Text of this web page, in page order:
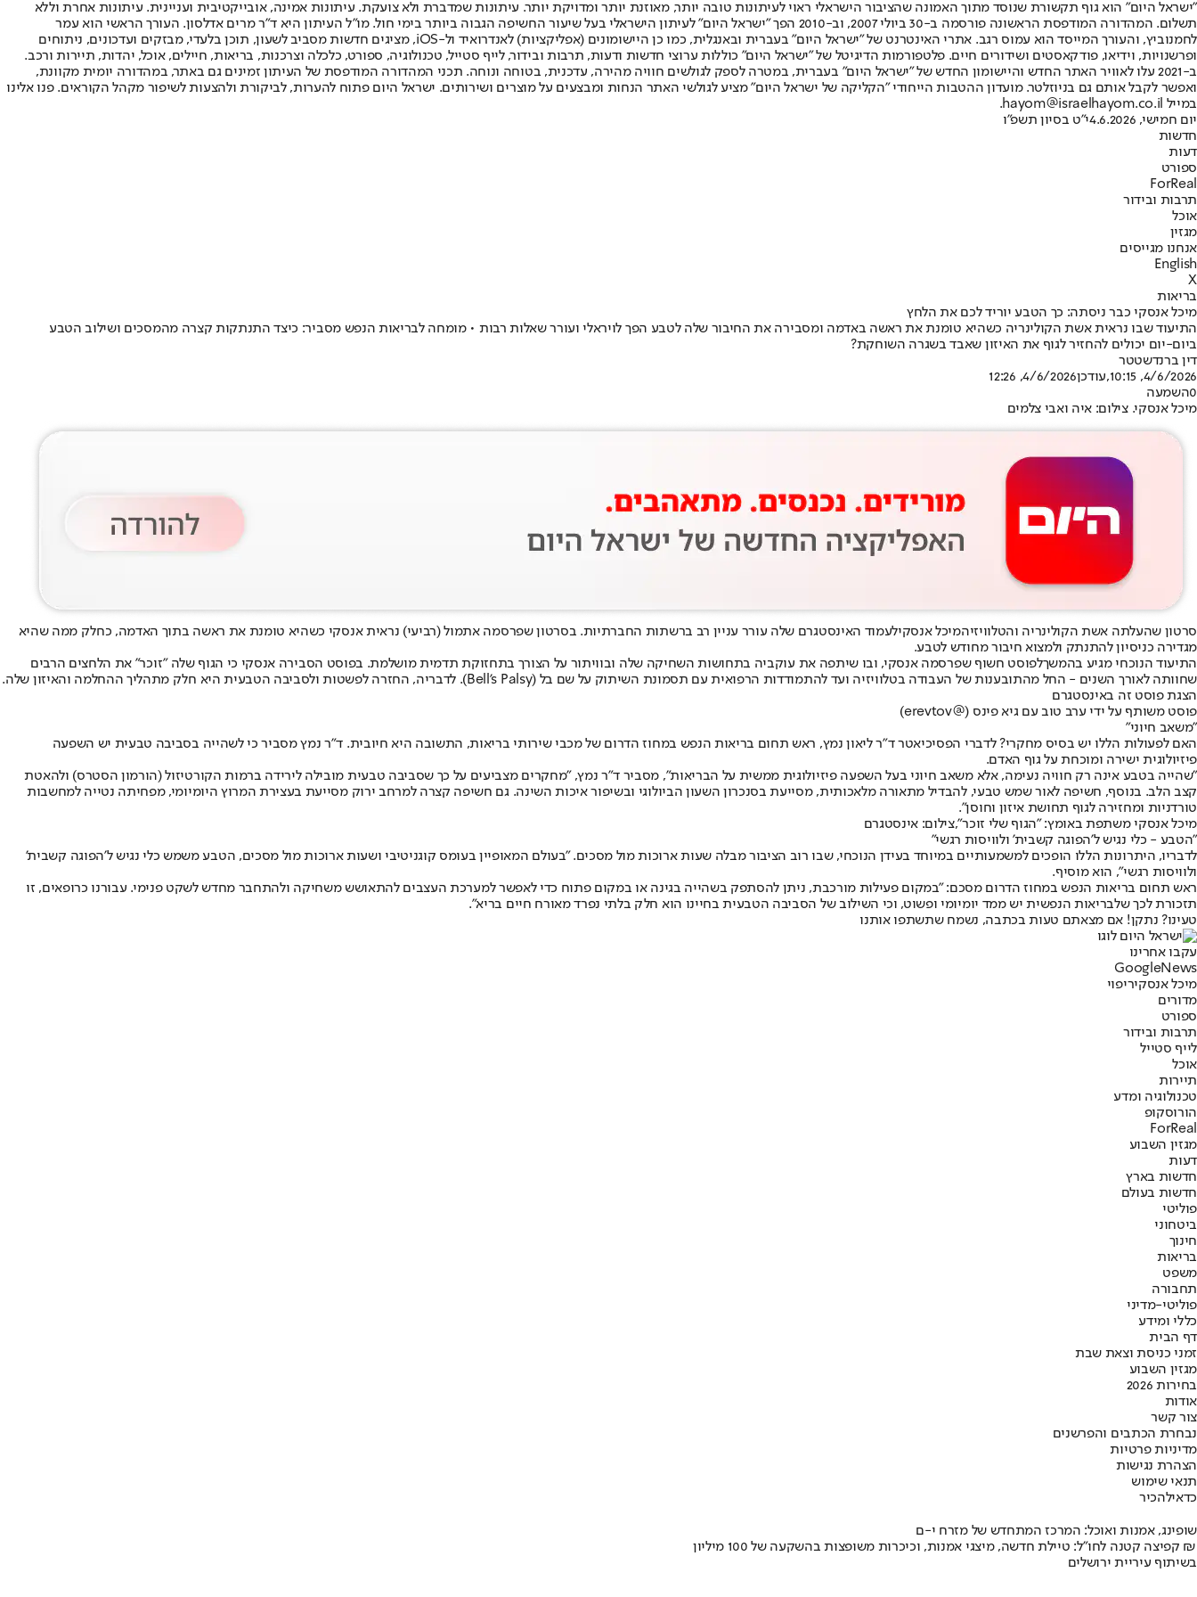
"ישראל היום" הוא גוף תקשורת שנוסד מתוך האמונה שהציבור הישראלי ראוי לעיתונות טובה יותר, מאוזנת יותר ומדויקת יותר. עיתונות שמדברת ולא צועקת. עיתונות אמינה, אובייקטיבית ועניינית. עיתונות אחרת וללא
תשלום. המהדורה המודפסת הראשונה פורסמה ב-30 ביולי 2007, וב-2010 הפך "ישראל היום" לעיתון הישראלי בעל שיעור החשיפה הגבוה ביותר בימי חול. מו"ל העיתון היא ד"ר מרים אדלסון. העורך הראשי הוא עמר
לחמנוביץ, והעורך המייסד הוא עמוס רגב. אתרי האינטרנט של "ישראל היום" בעברית ובאנגלית, כמו כן היישומונים (אפליקציות) לאנדרואיד ול-iOS, מציגים חדשות מסביב לשעון, תוכן בלעדי, מבזקים ועדכונים, ניתוחים
ופרשנויות, וידיאו, פודקאסטים ושידורים חיים. פלטפורמות הדיגיטל של "ישראל היום" כוללות ערוצי חדשות ודעות, תרבות ובידור, לייף סטייל, טכנולוגיה, ספורט, כלכלה וצרכנות, בריאות, חיילים, אוכל, יהדות, תיירות ורכב.
ב-2021 עלו לאוויר האתר החדש והיישומון החדש של "ישראל היום" בעברית, במטרה לספק לגולשים חוויה מהירה, עדכנית, בטוחה ונוחה. תכני המהדורה המודפסת של העיתון זמינים גם באתר, במהדורה יומית מקוונת,
ואפשר לקבל אותם גם בניוזלטר. מועדון ההטבות הייחודי "הקליקה של ישראל היום" מציע לגולשי האתר הנחות ומבצעים על מוצרים ושירותים. ישראל היום פתוח להערות, לביקורת ולהצעות לשיפור מקהל הקוראים. פנו אלינו
במייל hayom@israelhayom.co.il.
יום חמישי, 4.6.2026
י"ט בסיון תשפ"ו
חדשות
דעות
ספורט
ForReal
תרבות ובידור
אוכל
מגזין
אנחנו מגייסים
English
X
בריאות
מיכל אנסקי כבר ניסתה: כך הטבע יוריד לכם את הלחץ
התיעוד שבו נראית אשת הקולינריה כשהיא טומנת את ראשה באדמה ומסבירה את החיבור שלה לטבע הפך לויראלי ועורר שאלות רבות • מומחה לבריאות הנפש מסביר: כיצד התנתקות קצרה מהמסכים ושילוב הטבע
ביום-יום יכולים להחזיר לגוף את האיזון שאבד בשגרה השוחקת?
דין ברנדשטטר
4/6/2026, 10:15
,עודכן4/6/2026, 12:26
0השמעה
מיכל אנסקי. צילום: איה ואבי צלמים
סרטון שהעלתה אשת הקולינריה והטלוויזיהמיכל אנסקילעמוד האינסטגרם שלה עורר עניין רב ברשתות החברתיות. בסרטון שפרסמה אתמול (רביעי) נראית אנסקי כשהיא טומנת את ראשה בתוך האדמה, כחלק ממה שהיא
מגדירה כניסיון להתנתק ולמצוא חיבור מחודש לטבע.
התיעוד הנוכחי מגיע בהמשךלפוסט חשוף שפרסמה אנסקי, ובו שיתפה את עוקביה בתחושות השחיקה שלה ובוויתור על הצורך בתחזוקת תדמית מושלמת. בפוסט הסבירה אנסקי כי הגוף שלה "זוכר" את הלחצים הרבים
שחוותה לאורך השנים - החל מהתובענות של העבודה בטלוויזיה ועד להתמודדות הרפואית עם תסמונת השיתוק על שם בל (Bell's Palsy). לדבריה, החזרה לפשטות ולסביבה הטבעית היא חלק מתהליך ההחלמה והאיזון שלה.
הצגת פוסט זה באינסטגרם
פוסט משותף על ידי ‏‎ערב טוב עם גיא פינס‎‏ (@‏‎erevtov‎‏)
"משאב חיוני"
האם לפעולות הללו יש בסיס מחקרי? לדברי הפסיכיאטר ד"ר ליאון נמץ, ראש תחום בריאות הנפש במחוז הדרום של מכבי שירותי בריאות, התשובה היא חיובית. ד"ר נמץ מסביר כי לשהייה בסביבה טבעית יש השפעה
פיזיולוגית ישירה ומוכחת על גוף האדם.
"שהייה בטבע אינה רק חוויה נעימה, אלא משאב חיוני בעל השפעה פיזיולוגית ממשית על הבריאות", מסביר ד"ר נמץ, "מחקרים מצביעים על כך שסביבה טבעית מובילה לירידה ברמות הקורטיזול (הורמון הסטרס) ולהאטת
קצב הלב. בנוסף, חשיפה לאור שמש טבעי, להבדיל מתאורה מלאכותית, מסייעת בסנכרון השעון הביולוגי ובשיפור איכות השינה. גם חשיפה קצרה למרחב ירוק מסייעת בעצירת המרוץ היומיומי, מפחיתה נטייה למחשבות
טורדניות ומחזירה לגוף תחושת איזון וחוסן".
מיכל אנסקי משתפת באומץ: ״הגוף שלי זוכר״,צילום: אינסטגרם
"הטבע - כלי נגיש ל'הפוגה קשבית' ולוויסות רגשי"
לדבריו, היתרונות הללו הופכים למשמעותיים במיוחד בעידן הנוכחי, שבו רוב הציבור מבלה שעות ארוכות מול מסכים. "בעולם המאופיין בעומס קוגניטיבי ושעות ארוכות מול מסכים, הטבע משמש כלי נגיש ל'הפוגה קשבית'
ולוויסות רגשי", הוא מוסיף.
ראש תחום בריאות הנפש במחוז הדרום מסכם: "במקום פעילות מורכבת, ניתן להסתפק בשהייה בגינה או במקום פתוח כדי לאפשר למערכת העצבים להתאושש משחיקה ולהתחבר מחדש לשקט פנימי. עבורנו כרופאים, זו
תזכורת לכך שלבריאות הנפשית יש ממד יומיומי ופשוט, וכי השילוב של הסביבה הטבעית בחיינו הוא חלק בלתי נפרד מאורח חיים בריא".
טעינו? נתקן! אם מצאתם טעות בכתבה, נשמח שתשתפו אותנו
עקבו אחרינו
Googl eNews
מיכל אנסקיריפוי
מדורים
ספורט
תרבות ובידור
לייף סטייל
אוכל
תיירות
טכנולוגיה ומדע
הורוסקופ
ForReal
מגזין השבוע
דעות
חדשות בארץ
חדשות בעולם
פוליטי
ביטחוני
חינוך
בריאות
משפט
תחבורה
פוליטי-מדיני
כללי ומידע
דף הבית
זמני כניסת וצאת שבת
מגזין השבוע
בחירות 2026
אודות
צור קשר
נבחרת הכתבים והפרשנים
מדיניות פרטיות
הצהרת נגישות
תנאי שימוש
כדאילהכיר
שופינג, אמנות ואוכל: המרכז המתחדש של מזרח י-ם
קפיצה קטנה לחו"ל: טיילת חדשה, מיצגי אמנות, וכיכרות משופצות בהשקעה של 100 מיליון ₪
בשיתוף עיריית ירושלים